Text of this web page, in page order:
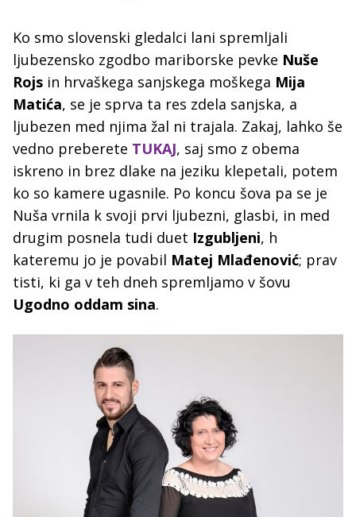
Ko smo slovenski gledalci lani spremljali
ljubezensko zgodbo mariborske pevke Nuše
Rojs in hrvaškega sanjskega moškega Mija
Matića, se je sprva ta res zdela sanjska, a
ljubezen med njima žal ni trajala. Zakaj, lahko še
vedno preberete TUKAJ, saj smo z obema
iskreno in brez dlake na jeziku klepetali, potem
ko so kamere ugasnile. Po koncu šova pa se je
Nuša vrnila k svoji prvi ljubezni, glasbi, in med
drugim posnela tudi duet Izgubljeni, h
kateremu jo je povabil Matej Mlađenović; prav
tisti, ki ga v teh dneh spremljamo v šovu
Ugodno oddam sina.